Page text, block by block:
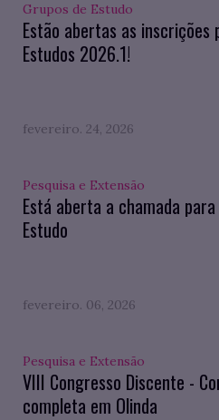
Grupos de Estudo
Estão abertas as inscrições
Estudos 2026.1!
fevereiro. 24, 2026
Pesquisa e Extensão
Está aberta a chamada
Estudo
fevereiro. 06, 2026
Pesquisa e Extensão
VIII Congresso Discente -
completa em Olinda